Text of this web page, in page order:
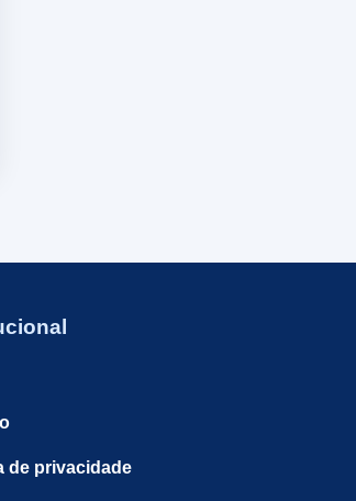
de privacidade